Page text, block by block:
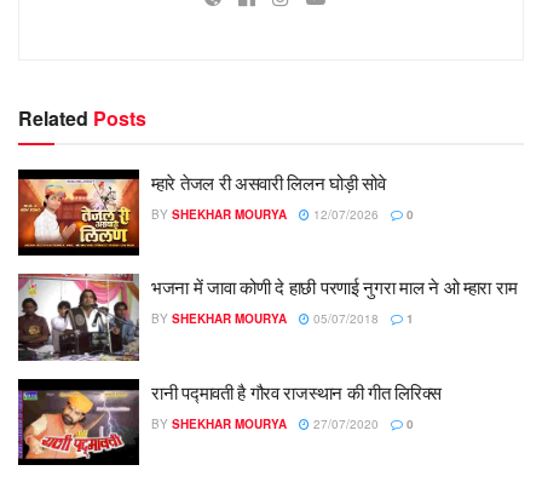
Related Posts
म्हारे तेजल री असवारी लिलन घोड़ी सोवे
BY SHEKHAR MOURYA 12/07/2026 0
भजना में जावा कोणी दे हाछी परणाई नुगरा माल ने ओ म्हारा राम
BY SHEKHAR MOURYA 05/07/2018 1
रानी पद्मावती है गौरव राजस्थान की गीत लिरिक्स
BY SHEKHAR MOURYA 27/07/2020 0